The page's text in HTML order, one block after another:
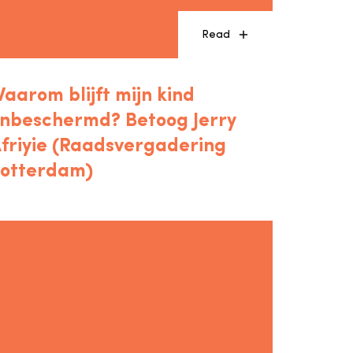
Read
blijft mijn kind
Betoog Jerry
(Raadsvergadering